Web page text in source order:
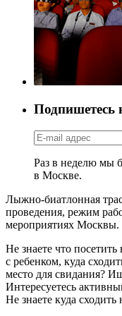
Подпишетесь
Раз в неделю мы
в Москве.
Лыжно-биатлонная
проведения, режим
мероприятиях Москвы.
Не знаете что
с ребенком, куда
место для свидания?
Интересуетесь
Не знаете куда